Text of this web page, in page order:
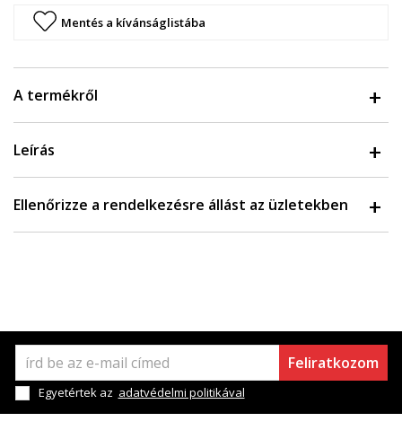
Mentés a kívánságlistába
A termékről
Leírás
Ellenőrizze a rendelkezésre állást az üzletekben
Feliratkozom
Egyetértek az adatvédelmi politikával